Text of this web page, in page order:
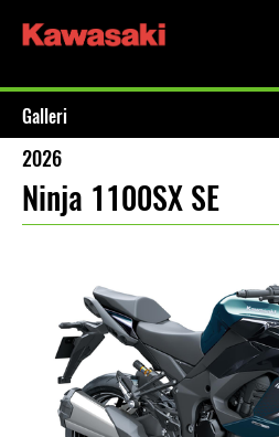
Galleri
2026
Ninja 1100SX SE